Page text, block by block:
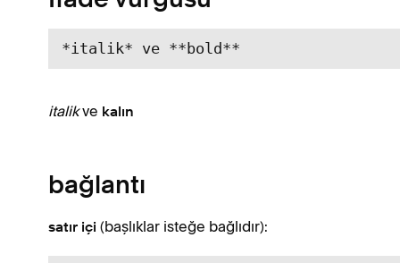
*italik* ve **bold**
italikve kalın
bağlantı
satır içi (başlıklar isteğe bağlıdır):